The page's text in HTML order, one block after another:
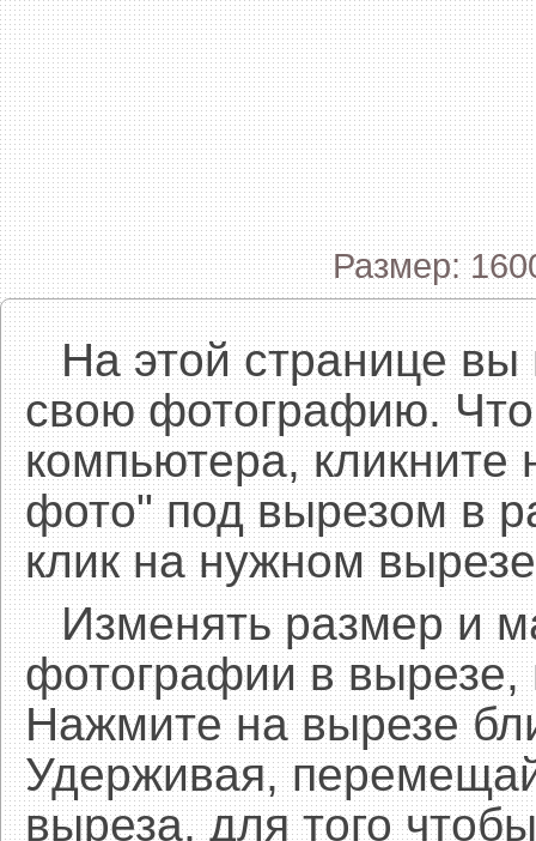
Размер:
На этой странице вы
свою фотографию.
компьютера, кликните
фото" под вырезом в
клик на нужном
Изменять размер и
фотографии в
Нажмите на вырезе
Удерживая,
выреза, для того